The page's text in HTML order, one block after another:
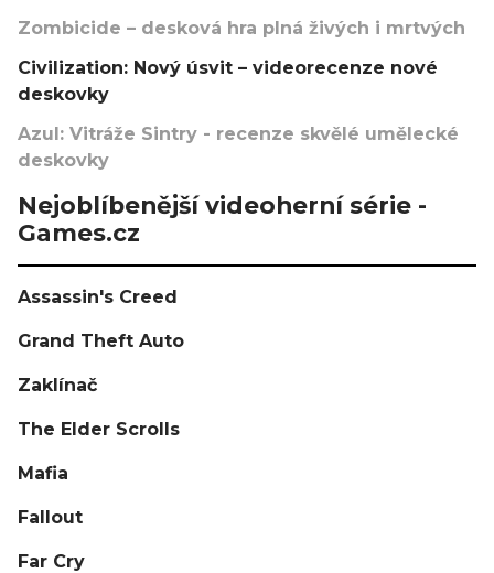
Zombicide – desková hra plná živých i mrtvých
Civilization: Nový úsvit – videorecenze nové
deskovky
Azul: Vitráže Sintry - recenze skvělé umělecké
deskovky
Nejoblíbenější videoherní série -
Games.cz
Assassin's Creed
Grand Theft Auto
Zaklínač
The Elder Scrolls
Mafia
Fallout
Far Cry